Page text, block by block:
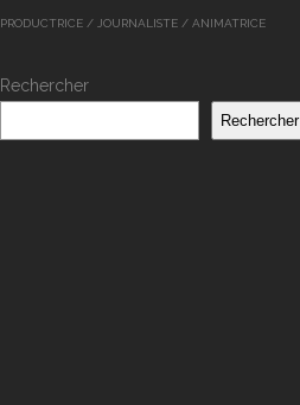
PRODUCTRICE / JOURNALISTE / ANIMATRICE
Rechercher
Rechercher